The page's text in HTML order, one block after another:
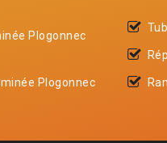
Plogonnec
Plogonnec